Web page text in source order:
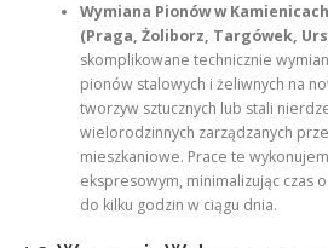
Wymiana Pionów w
(Praga, Żoliborz, Targówek,
skomplikowane technicznie
pionów stalowych i żeliwnych na
tworzyw sztucznych lub stali
wielorodzinnych zarządzanych
mieszkaniowe. Prace te
ekspresowym, minimalizując czas
do kilku godzin w ciągu dnia.